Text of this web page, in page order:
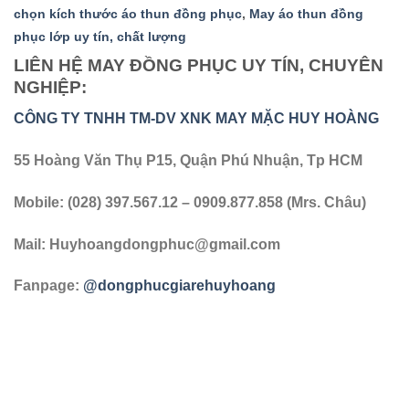
chọn kích thước áo thun đồng phục, May áo thun đồng
phục lớp uy tín, chất lượng
LIÊN HỆ MAY ĐỒNG PHỤC UY TÍN, CHUYÊN
NGHIỆP:
CÔNG TY TNHH TM-DV XNK MAY MẶC HUY HOÀNG
55 Hoàng Văn Thụ P15, Quận Phú Nhuận, Tp HCM
Mobile: (028) 397.567.12 – 0909.877.858 (Mrs. Châu)
Mail: Huyhoangdongphuc@gmail.com
Fanpage: @dongphucgiarehuyhoang